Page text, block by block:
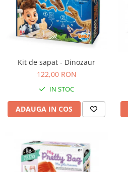
Kit de sapat - Dinozaur
122,00 RON
IN STOC
ADAUGA IN COS